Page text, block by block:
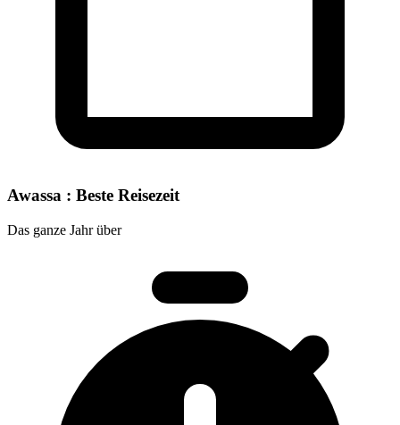
Awassa : Beste Reisezeit
Das ganze Jahr über